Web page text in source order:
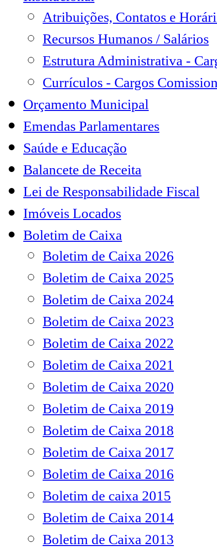
Atribuições, Contatos e
Recursos Humanos / Salários
Estrutura Administrativa -
Currículos - Cargos
Orçamento Municipal
Emendas Parlamentares
Saúde e Educação
Balancete de Receita
Lei de Responsabilidade Fiscal
Imóveis Locados
Boletim de Caixa
Boletim de Caixa 2026
Boletim de Caixa 2025
Boletim de Caixa 2024
Boletim de Caixa 2023
Boletim de Caixa 2022
Boletim de Caixa 2021
Boletim de Caixa 2020
Boletim de Caixa 2019
Boletim de Caixa 2018
Boletim de Caixa 2017
Boletim de Caixa 2016
Boletim de caixa 2015
Boletim de Caixa 2014
Boletim de Caixa 2013